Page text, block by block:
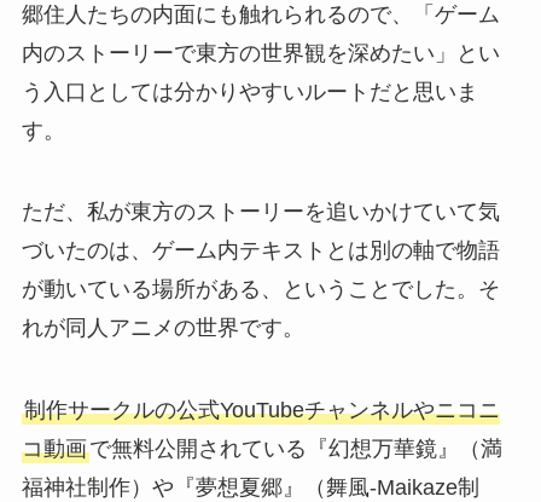
郷住人たちの内面にも触れられるので、「ゲーム
内のストーリーで東方の世界観を深めたい」とい
う入口としては分かりやすいルートだと思いま
す。
ただ、私が東方のストーリーを追いかけていて気
づいたのは、ゲーム内テキストとは別の軸で物語
が動いている場所がある、ということでした。そ
れが同人アニメの世界です。
制作サークルの公式YouTubeチャンネルやニコニ
コ動画で無料公開されている『幻想万華鏡』（満
福神社制作）や『夢想夏郷』（舞風-Maikaze制